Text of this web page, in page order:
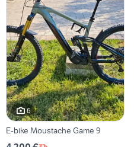
6
E-bike Moustache Game 9